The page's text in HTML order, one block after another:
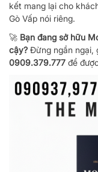
kết mang lại cho
Gò Vấp nói riêng.
🚀 Bạn đang sở hữu
cậy? Đừng ngần ngại,
0909.379.777 để